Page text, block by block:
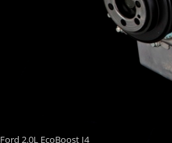
Ford 2.0L EcoBoost I4